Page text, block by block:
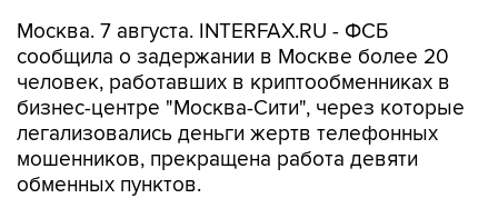
Москва. 7 августа. INTERFAX.RU - ФСБ
сообщила о задержании в Москве более 20
человек, работавших в криптообменниках в
бизнес-центре "Москва-Сити", через которые
легализовались деньги жертв телефонных
мошенников, прекращена работа девяти
обменных пунктов.